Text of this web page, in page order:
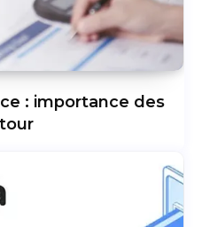
: importance des